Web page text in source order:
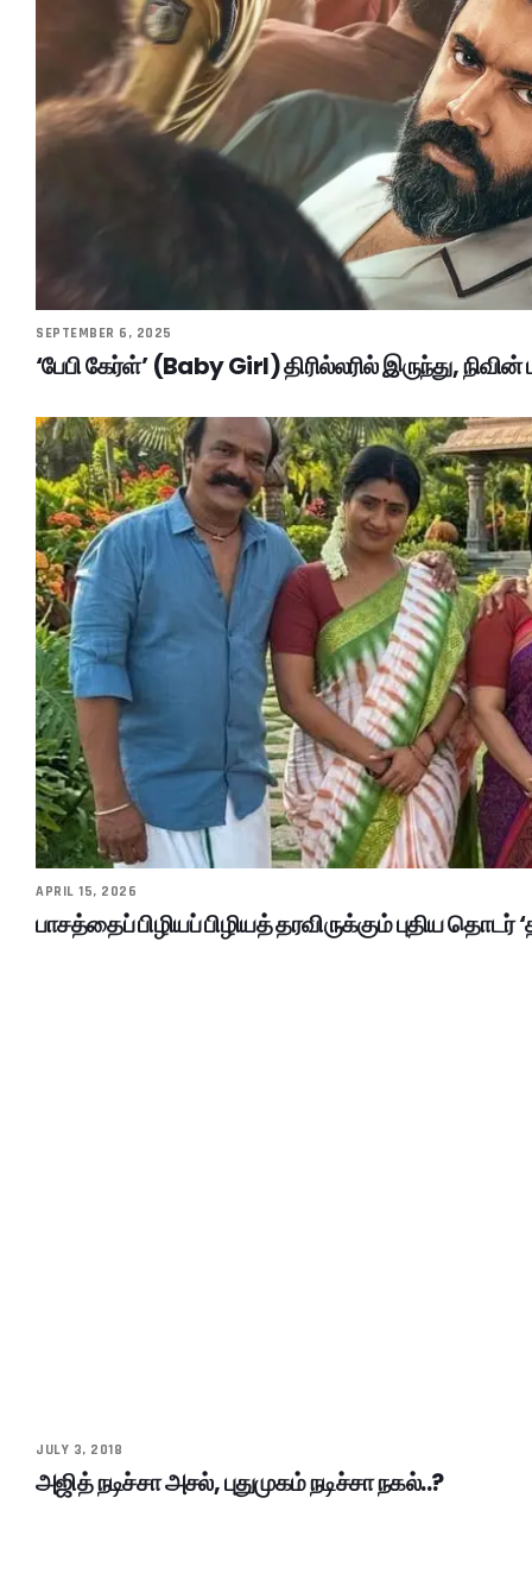
SEPTEMBER 6, 2025
‘பேபி கேர்ள்’ (Baby Girl) திரில்லரில் இருந்து, நிவின்
APRIL 15, 2026
பாசத்தைப் பிழியப் பிழியத் தரவிருக்கும் புதிய தொடர்
JULY 3, 2018
அஜித் நடிச்சா அசல், புதுமுகம் நடிச்சா நகல்..?